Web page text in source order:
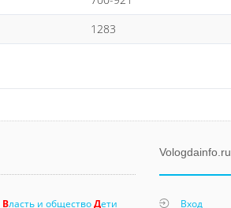
1283
Власть и обществоДети
Vologdainfo.ru
Вход